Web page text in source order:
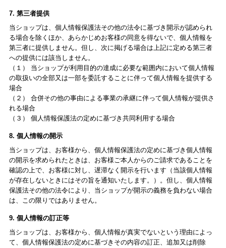
7. 第三者提供
当ショップは、個人情報保護法その他の法令に基づき開示が認められ
る場合を除くほか、あらかじめお客様の同意を得ないで、個人情報を
第三者に提供しません。但し、次に掲げる場合は上記に定める第三者
への提供には該当しません。
（１） 当ショップが利用目的の達成に必要な範囲内において個人情報
の取扱いの全部又は一部を委託することに伴って個人情報を提供する
場合
（２） 合併その他の事由による事業の承継に伴って個人情報が提供さ
れる場合
（３） 個人情報保護法の定めに基づき共同利用する場合
8. 個人情報の開示
当ショップは、お客様から、個人情報保護法の定めに基づき個人情報
の開示を求められたときは、お客様ご本人からのご請求であることを
確認の上で、お客様に対し、遅滞なく開示を行います（当該個人情報
が存在しないときにはその旨を通知いたします。）。但し、個人情報
保護法その他の法令により、当ショップが開示の義務を負わない場合
は、この限りではありません。
9. 個人情報の訂正等
当ショップは、お客様から、個人情報が真実でないという理由によっ
て、個人情報保護法の定めに基づきその内容の訂正、追加又は削除